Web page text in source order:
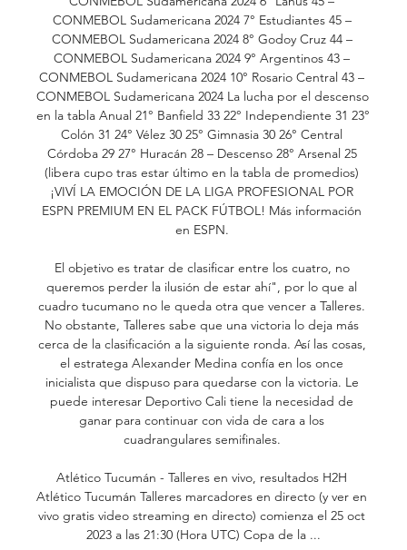
CONMEBOL Sudamericana 2024 7° Estudiantes 45 –
CONMEBOL Sudamericana 2024 8° Godoy Cruz 44 –
CONMEBOL Sudamericana 2024 9° Argentinos 43 –
CONMEBOL Sudamericana 2024 10° Rosario Central 43 –
CONMEBOL Sudamericana 2024 La lucha por el descenso
en la tabla Anual 21° Banfield 33 22° Independiente 31 23°
Colón 31 24° Vélez 30 25° Gimnasia 30 26° Central
Córdoba 29 27° Huracán 28 – Descenso 28° Arsenal 25
(libera cupo tras estar último en la tabla de promedios)
¡VIVÍ LA EMOCIÓN DE LA LIGA PROFESIONAL POR
ESPN PREMIUM EN EL PACK FÚTBOL! Más información
en ESPN.
El objetivo es tratar de clasificar entre los cuatro, no
queremos perder la ilusión de estar ahí", por lo que al
cuadro tucumano no le queda otra que vencer a Talleres.
No obstante, Talleres sabe que una victoria lo deja más
cerca de la clasificación a la siguiente ronda. Así las cosas,
el estratega Alexander Medina confía en los once
inicialista que dispuso para quedarse con la victoria. Le
puede interesar Deportivo Cali tiene la necesidad de
ganar para continuar con vida de cara a los
cuadrangulares semifinales.
Atlético Tucumán - Talleres en vivo, resultados H2H
Atlético Tucumán Talleres marcadores en directo (y ver en
vivo gratis video streaming en directo) comienza el 25 oct
2023 a las 21:30 (Hora UTC) Copa de la ...